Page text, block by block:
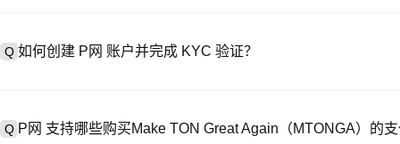
Q 如何创建 P网 账户并完成 KYC 验证？
Q P网 支持哪些购买Make TON Great Again（MTONGA）的